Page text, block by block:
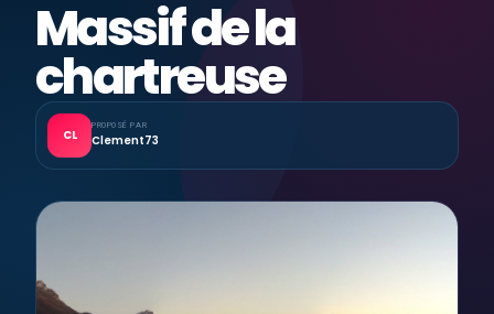
Massif de la
chartreuse
CL
PROPOSÉ PAR
Clement73